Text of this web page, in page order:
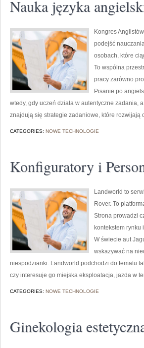
Nauka języka
Kongres
podejść
osobach, które
To wspólna
pracy zarówno
Pisanie po
wtedy, gdy uczeń działa w autentyczne
znajdują się strategie zadaniowe, które rozwijają
CATEGORIES: NOWE TECHNOLOGIE
Konfiguratory i
Landworld to
Rover. To
Strona prowadzi
kontekstem
W świecie aut
wskazywać na
niespodzianki. Landworld podchodzi do tematu
czy interesuje go miejska eksploatacja, jazda w
CATEGORIES: NOWE TECHNOLOGIE
Ginekologia